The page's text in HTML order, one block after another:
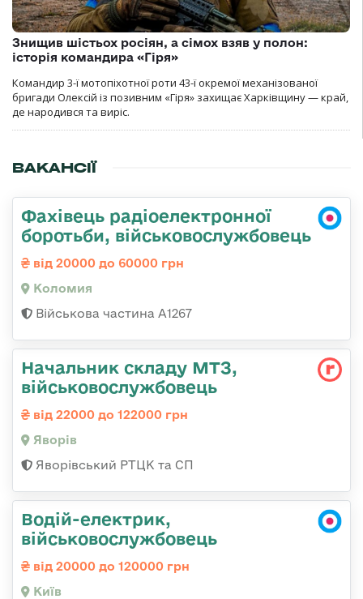
Знищив шістьох росіян, а сімох взяв у полон:
історія командира «Гіря»
Командир 3-ї мотопіхотної роти 43-ї окремої механізованої
бригади Олексій із позивним «Гіря» захищає Харківщину — край,
де народився та виріс.
ВАКАНСІЇ
Фахівець радіоелектронної
боротьби, військовослужбовець
від 20000 до 60000 грн
Коломия
Військова частина А1267
Начальник складу МТЗ,
військовослужбовець
від 22000 до 122000 грн
Яворів
Яворівський РТЦК та СП
Водій-електрик,
військовослужбовець
від 20000 до 120000 грн
Київ